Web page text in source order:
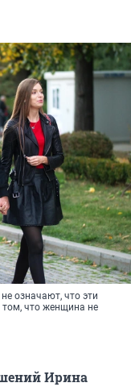
означают, что эти
что женщина не
Ирина